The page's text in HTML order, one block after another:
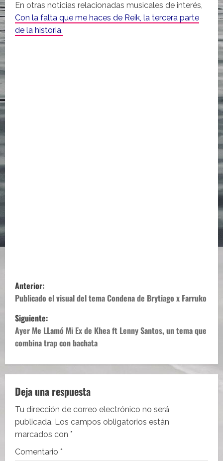
En otras noticias relacionadas musicales de interés,
Con la falta que me haces de Reik, la tercera parte
de la historia.
N
a
v
e
g
a
c
i
ó
Anterior:
Publicado el visual del tema Condena de Brytiago x Farruko
Siguiente:
Ayer Me LLamó Mi Ex de Khea ft Lenny Santos, un tema que
combina trap con bachata
Deja una respuesta
Tu dirección de correo electrónico no será
publicada. Los campos obligatorios están
marcados con *
Comentario *